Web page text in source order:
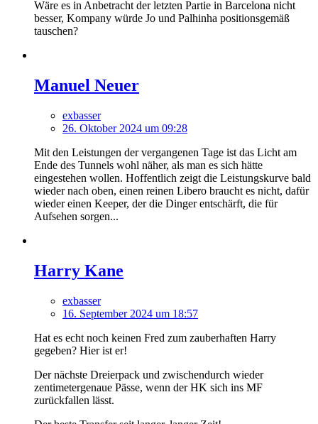
Wäre es in Anbetracht der letzten Partie in Barcelona nicht
besser, Kompany würde Jo und Palhinha positionsgemäß
tauschen?
Manuel Neuer
exbasser
26. Oktober 2024 um 09:28
Mit den Leistungen der vergangenen Tage ist das Licht am
Ende des Tunnels wohl näher, als man es sich hätte
eingestehen wollen. Hoffentlich zeigt die Leistungskurve bald
wieder nach oben, einen reinen Libero braucht es nicht, dafür
wieder einen Keeper, der die Dinger entschärft, die für
Aufsehen sorgen...
Harry Kane
exbasser
16. September 2024 um 18:57
Hat es echt noch keinen Fred zum zauberhaften Harry
gegeben? Hier ist er!
Der nächste Dreierpack und zwischendurch wieder
zentimetergenaue Pässe, wenn der HK sich ins MF
zurückfallen lässt.